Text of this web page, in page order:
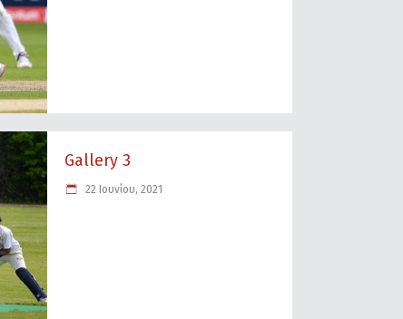
Gallery 3
22 Ιουνίου, 2021